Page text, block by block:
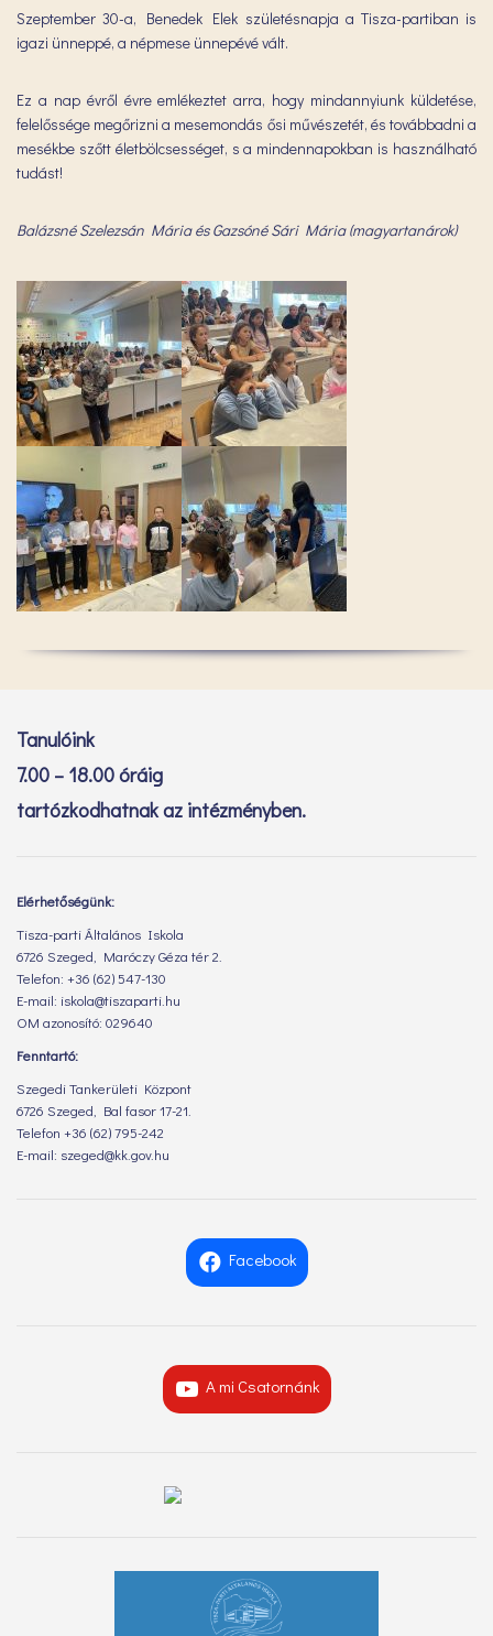
Szeptember 30-a, Benedek Elek születésnapja a Tisza-partiban is
igazi ünneppé, a népmese ünnepévé vált.
Ez a nap évről évre emlékeztet arra, hogy mindannyiunk küldetése,
felelőssége megőrizni a mesemondás ősi művészetét, és továbbadni a
mesékbe szőtt életbölcsességet, s a mindennapokban is használható
tudást!
Balázsné Szelezsán Mária és Gazsóné Sári Mária (magyartanárok)
Tanulóink
7.00 – 18.00 óráig
tartózkodhatnak az intézményben.
Elérhetőségünk:
Tisza-parti Általános Iskola
6726 Szeged, Maróczy Géza tér 2.
Telefon: +36 (62) 547-130
E-mail: iskola@tiszaparti.hu
OM azonosító: 029640
Fenntartó:
Szegedi Tankerületi Központ
6726 Szeged, Bal fasor 17-21.
Telefon +36 (62) 795-242
E-mail: szeged@kk.gov.hu
Facebook
A mi Csatornánk